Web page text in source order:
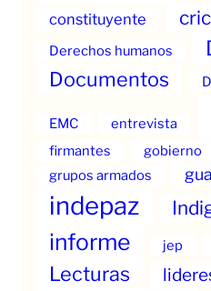
constituyente cric
Derechos humanos
Documentos
EMC entrevista
firmantes gobierno
grupos armados
indepaz
informe jep
Lecturas